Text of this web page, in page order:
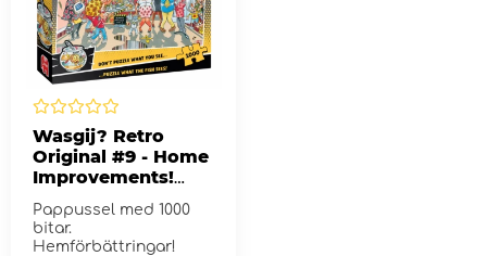
Wasgij? Retro
Original #9 - Home
Improvements!
1000 Bitar
Pappussel med 1000
bitar.
Hemförbättringar!